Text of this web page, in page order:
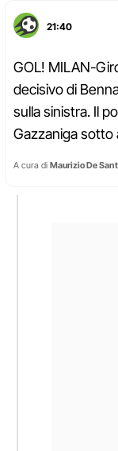
21:40
GOL! MILAN-
decisivo di
sulla sinistra. Il
Gazzaniga sotto
A cura di Maurizio De